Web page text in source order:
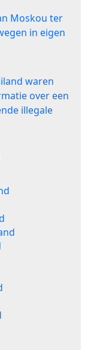
Moskou ter
in eigen
waren
over een
illegale